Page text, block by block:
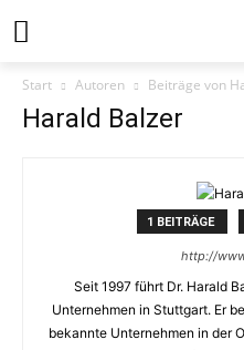
Start Autoren Beiträge von
Harald Balzer
1 BEITRÄGE
http://
Seit 1997 führt Dr. Harald
Unternehmen in Stuttgart. Er
bekannte Unternehmen in der